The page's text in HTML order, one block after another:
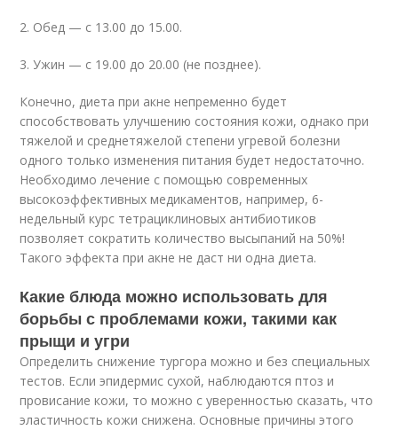
2. Обед — с 13.00 до 15.00.
3. Ужин — с 19.00 до 20.00 (не позднее).
Конечно, диета при акне непременно будет
способствовать улучшению состояния кожи, однако при
тяжелой и среднетяжелой степени угревой болезни
одного только изменения питания будет недостаточно.
Необходимо лечение с помощью современных
высокоэффективных медикаментов, например, 6-
недельный курс тетрациклиновых антибиотиков
позволяет сократить количество высыпаний на 50%!
Такого эффекта при акне не даст ни одна диета.
Какие блюда можно использовать для
борьбы с проблемами кожи, такими как
прыщи и угри
Определить снижение тургора можно и без специальных
тестов. Если эпидермис сухой, наблюдаются птоз и
провисание кожи, то можно с уверенностью сказать, что
эластичность кожи снижена. Основные причины этого